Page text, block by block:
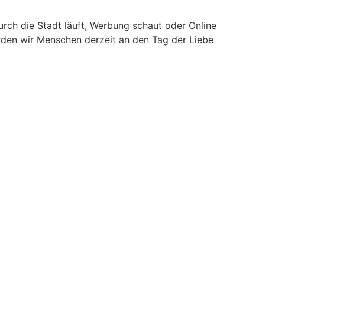
die Stadt läuft, Werbung schaut oder Online
wir Menschen derzeit an den Tag der Liebe